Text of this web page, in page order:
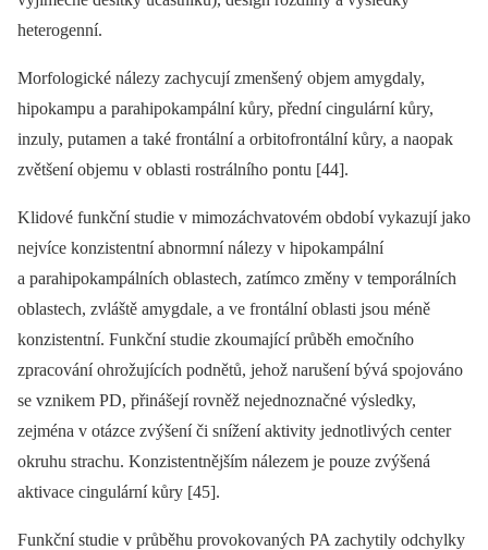
heterogenní.
Morfologické nálezy zachycují zmenšený objem amygdaly,
hipokampu a parahipokampální kůry, přední cingulární kůry,
inzuly, putamen a také frontální a orbitofrontální kůry, a naopak
zvětšení objemu v oblasti rostrálního pontu [44].
Klidové funkční studie v mimozáchvatovém období vykazují jako
nejvíce konzistentní abnormní nálezy v hipokampální
a parahipokampálních oblastech, zatímco změny v temporálních
oblastech, zvláště amygdale, a ve frontální oblasti jsou méně
konzistentní. Funkční studie zkoumající průběh emočního
zpracování ohrožujících podnětů, jehož narušení bývá spojováno
se vznikem PD, přinášejí rovněž nejednoznačné výsledky,
zejména v otázce zvýšení či snížení aktivity jednotlivých center
okruhu strachu. Konzistentnějším nálezem je pouze zvýšená
aktivace cingulární kůry [45].
Funkční studie v průběhu provokovaných PA zachytily odchylky